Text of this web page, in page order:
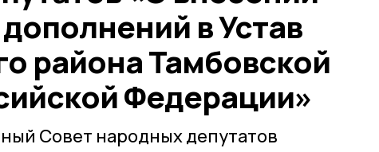
в Устав
района Тамбовской
Федерации»
Совет народных депутатов